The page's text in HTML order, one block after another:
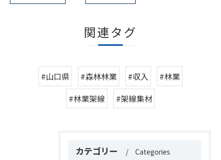
関連タグ
#山口県 #森林林業 #収入
#林業
#林業架線
#架線集材
カテゴリー Categories